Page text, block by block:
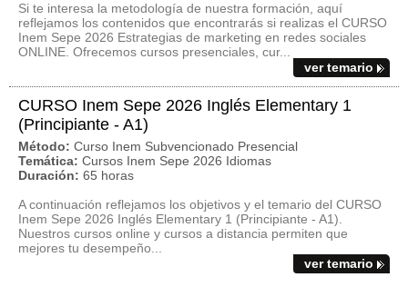
Si te interesa la metodología de nuestra formación, aquí
reflejamos los contenidos que encontrarás si realizas el CURSO
Inem Sepe 2026 Estrategias de marketing en redes sociales
ONLINE. Ofrecemos cursos presenciales, cur...
ver temario
CURSO Inem Sepe 2026 Inglés Elementary 1
(Principiante - A1)
Método: Curso Inem Subvencionado Presencial
Temática: Cursos Inem Sepe 2026 Idiomas
Duración: 65 horas
A continuación reflejamos los objetivos y el temario del CURSO
Inem Sepe 2026 Inglés Elementary 1 (Principiante - A1).
Nuestros cursos online y cursos a distancia permiten que
mejores tu desempeño...
ver temario